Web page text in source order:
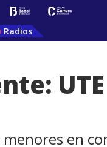
Radios
UTE
en